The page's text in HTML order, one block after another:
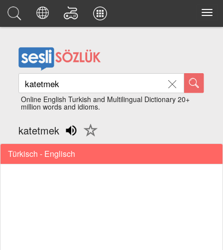
Online English Turkish and Multilingual Dictionary 20+
million words and idioms.
katetmek
Türkisch - Englisch